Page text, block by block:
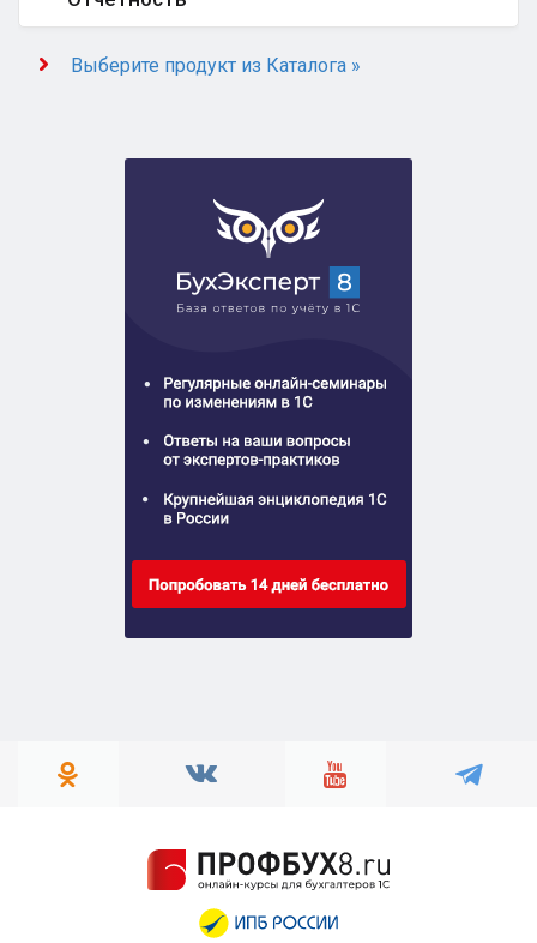
Выберите продукт из Каталога »